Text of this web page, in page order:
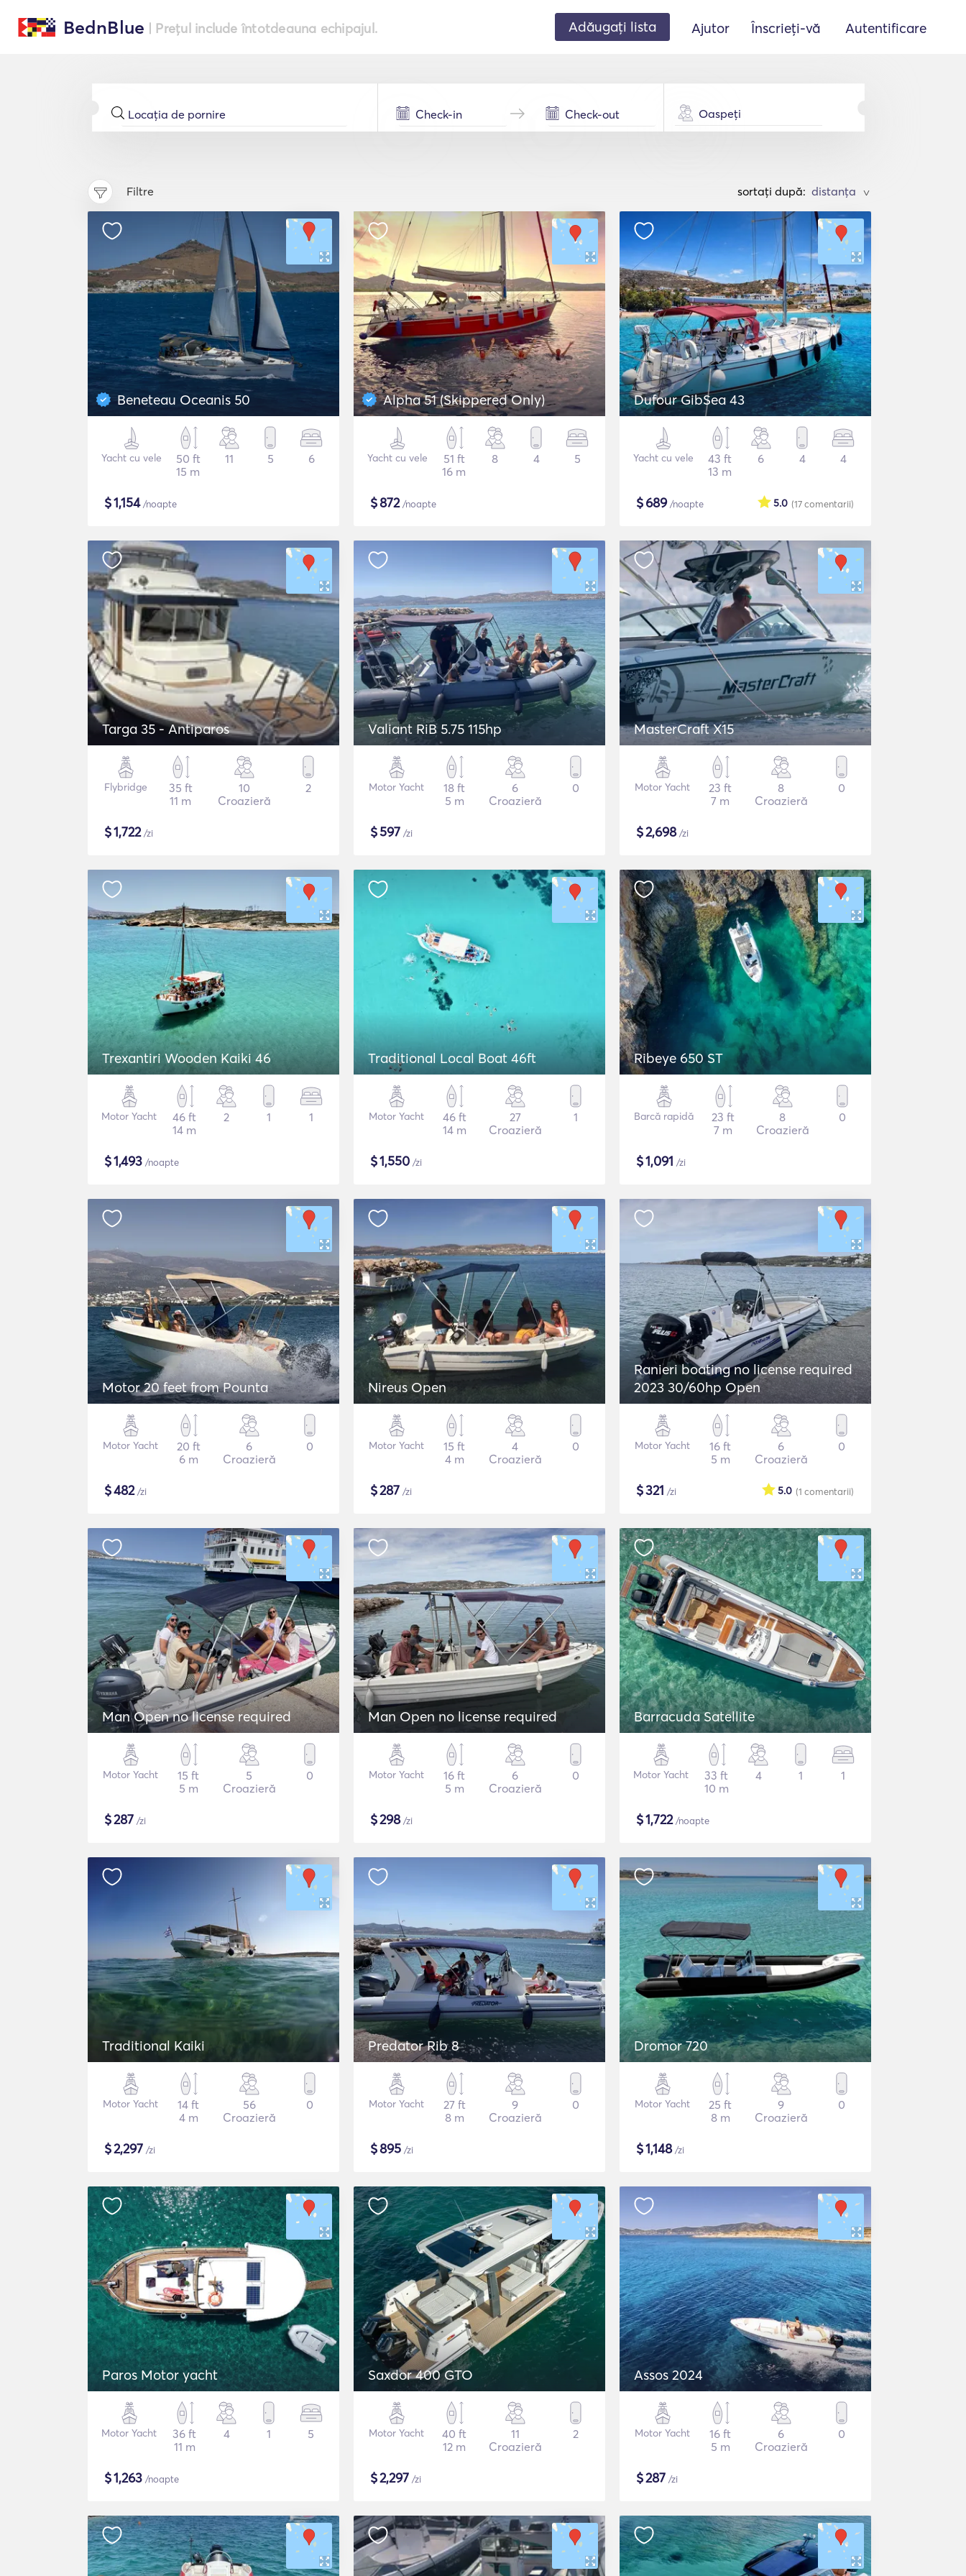
BednBlue | Prețul include întotdeauna echipajul. Adăugați lista Ajutor Înscrieți-vă Autentificare
Oaspeți
Filtre sortați după: >
Beneteau Oceanis 50
Yacht cu vele
50 ft
15 m
11 5 6
$1,154/noapte
Alpha 51 (Skippered Only)
Yacht cu vele
51 ft
16 m
8 4 5
$872/noapte
Dufour GibSea 43
Yacht cu vele
43 ft
13 m
6 4 4
$689/noapte (17comentarii)
5.0
Targa 35 - Antiparos
Flybridge
35 ft
11 m
10
Croazieră
2
$1,722/zi
Valiant RiB 5.75 115hp
Motor Yacht
18 ft
5 m
6
Croazieră
0
$597 /zi
MasterCraft X15
Motor Yacht
23 ft
7 m
8
Croazieră
0
$2,698/zi
Trexantiri Wooden Kaiki 46
Motor Yacht
46 ft
14 m
2 1 1
$1,493 /noapte
Traditional Local Boat 46ft
Motor Yacht
46 ft
14 m
27
Croazieră
1
$1,550 /zi
Ribeye 650 ST
Barcă rapidă
23 ft
7 m
8
Croazieră
0
$1,091 /zi
Motor 20 feet from Pounta
Motor Yacht
20 ft
6 m
6
Croazieră
0
$482/zi
Nireus Open
Motor Yacht
15 ft
4 m
4
Croazieră
0
$287 /zi
Ranieri boating no license required
2023 30/60hp Open
Motor Yacht
16 ft
5 m
6
Croazieră
0
$321 /zi (1 comentarii)
5.0
Man Open no license required
Motor Yacht
15 ft
5 m
5
Croazieră
0
$287 /zi
Man Open no license required
Motor Yacht
16 ft
5 m
6
Croazieră
0
$298/zi
Barracuda Satellite
Motor Yacht
33 ft
10 m
4 1 1
$1,722/noapte
Traditional Kaiki
Motor Yacht
14 ft
4 m
56
Croazieră
0
$2,297 /zi
Predator Rib 8
Motor Yacht
27 ft
8 m
9
Croazieră
0
$895 /zi
Dromor 720
Motor Yacht
25 ft
8 m
9
Croazieră
0
$1,148/zi
Paros Motor yacht
Motor Yacht
36 ft
11 m
4 1 5
$1,263 /noapte
Saxdor 400 GTO
Motor Yacht
40 ft
12 m
11
Croazieră
2
$2,297 /zi
Assos 2024
Motor Yacht
16 ft
5 m
6
Croazieră
0
$287 /zi